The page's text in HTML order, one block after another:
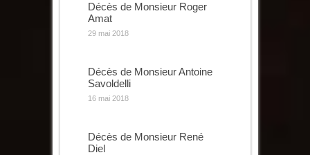
Décès de Monsieur Roger
Amat
29 mai 2018
Décès de Monsieur Antoine
Savoldelli
16 mai 2018
Décès de Monsieur René
Diel